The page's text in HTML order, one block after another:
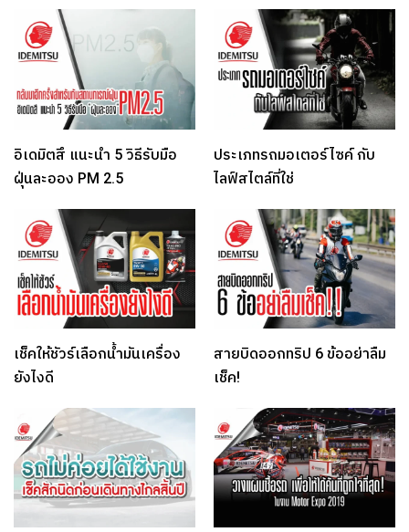
อิเดมิตสึ แนะนำ 5 วิธีรับมือ
ฝุ่นละออง PM 2.5
ประเภทรถมอเตอร์ไซค์ กับ
ไลฟ์สไตล์ที่ใช่
เช็คให้ชัวร์เลือกน้ำมันเครื่อง
ยังไงดี
สายบิดออกทริป 6 ข้ออย่าลืม
เช็ค!